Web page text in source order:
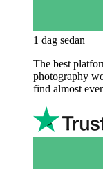
1 dag sedan
The best
photography
find almost